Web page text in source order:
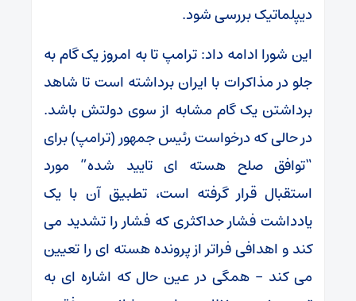
دیپلماتیک بررسی شود.
این شورا ادامه داد: ترامپ تا به امروز یک گام به
جلو در مذاکرات با ایران برداشته است تا شاهد
برداشتن یک گام مشابه از سوی دولتش باشد.
در حالی که درخواست رئیس جمهور (ترامپ) برای
“توافق صلح هسته ای تایید شده” مورد
استقبال قرار گرفته است، تطبیق آن با یک
یادداشت فشار حداکثری که فشار را تشدید می
کند و اهدافی فراتر از پرونده هسته ای را تعیین
می کند – همگی در عین حال که اشاره ای به